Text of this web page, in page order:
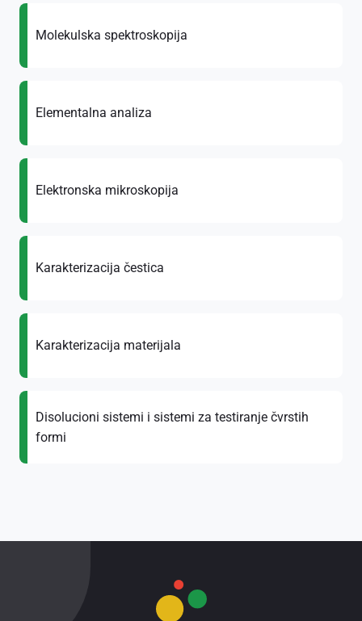
Molekulska spektroskopija
Elementalna analiza
Elektronska mikroskopija
Karakterizacija čestica
Karakterizacija materijala
Disolucioni sistemi i sistemi za testiranje čvrstih
formi